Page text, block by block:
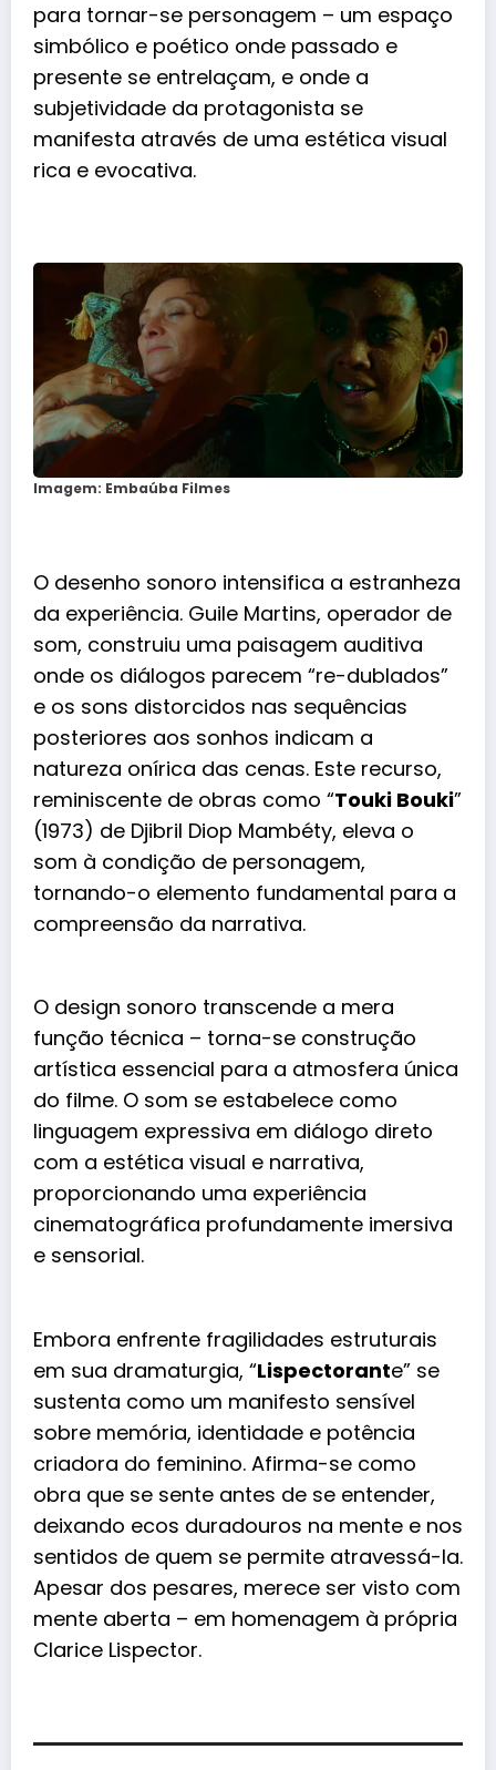
para tornar-se personagem – um espaço
simbólico e poético onde passado e
presente se entrelaçam, e onde a
subjetividade da protagonista se
manifesta através de uma estética visual
rica e evocativa.
Imagem: Embaúba Filmes
O desenho sonoro intensifica a estranheza
da experiência. Guile Martins, operador de
som, construiu uma paisagem auditiva
onde os diálogos parecem “re-dublados”
e os sons distorcidos nas sequências
posteriores aos sonhos indicam a
natureza onírica das cenas. Este recurso,
reminiscente de obras como “Touki Bouki”
(1973) de Djibril Diop Mambéty, eleva o
som à condição de personagem,
tornando-o elemento fundamental para a
compreensão da narrativa.
O design sonoro transcende a mera
função técnica – torna-se construção
artística essencial para a atmosfera única
do filme. O som se estabelece como
linguagem expressiva em diálogo direto
com a estética visual e narrativa,
proporcionando uma experiência
cinematográfica profundamente imersiva
e sensorial.
Embora enfrente fragilidades estruturais
em sua dramaturgia, “Lispectorante” se
sustenta como um manifesto sensível
sobre memória, identidade e potência
criadora do feminino. Afirma-se como
obra que se sente antes de se entender,
deixando ecos duradouros na mente e nos
sentidos de quem se permite atravessá-la.
Apesar dos pesares, merece ser visto com
mente aberta – em homenagem à própria
Clarice Lispector.